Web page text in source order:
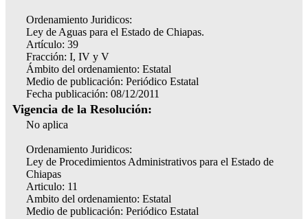
Ordenamiento Juridicos:
Ley de Aguas para el Estado de Chiapas.
Artículo: 39
Fracción: I, IV y V
Ámbito del ordenamiento: Estatal
Medio de publicación: Periódico Estatal
Fecha publicación: 08/12/2011
Vigencia de la Resolución:
No aplica
Ordenamiento Juridicos:
Ley de Procedimientos Administrativos para el Estado de
Chiapas
Articulo: 11
Ambito del ordenamiento: Estatal
Medio de publicación: Periódico Estatal